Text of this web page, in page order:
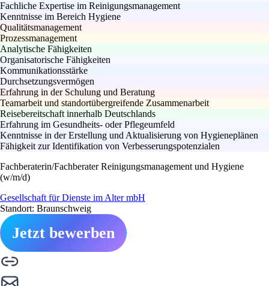
Fachliche Expertise im Reinigungsmanagement
Kenntnisse im Bereich Hygiene
Qualitätsmanagement
Prozessmanagement
Analytische Fähigkeiten
Organisatorische Fähigkeiten
Kommunikationsstärke
Durchsetzungsvermögen
Erfahrung in der Schulung und Beratung
Teamarbeit und standortübergreifende Zusammenarbeit
Reisebereitschaft innerhalb Deutschlands
Erfahrung im Gesundheits- oder Pflegeumfeld
Kenntnisse in der Erstellung und Aktualisierung von Hygieneplänen
Fähigkeit zur Identifikation von Verbesserungspotenzialen
Fachberaterin/Fachberater Reinigungsmanagement und Hygiene
(w/m/d)
Gesellschaft für Dienste im Alter mbH
Standort: Braunschweig
Jetzt bewerben